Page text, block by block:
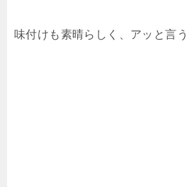
味付けも素晴らしく、アッと言